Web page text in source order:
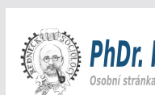
obsah